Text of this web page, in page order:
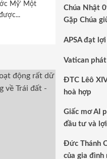
Mỹ’ Một
Chúa Nhật
Gặp Chúa
APSA đạt
Vatican
ĐTC Lêô
hoà hợp
Giấc mơ AI
đầu tư và lợi
Đức Thánh
của gia đình